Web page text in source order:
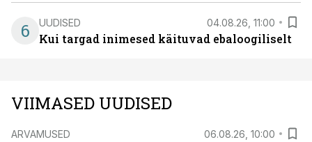
6 UUDISED 04.08.26, 11:00
Kui targad inimesed käituvad ebaloogiliselt
VIIMASED UUDISED
ARVAMUSED 06.08.26, 10:00